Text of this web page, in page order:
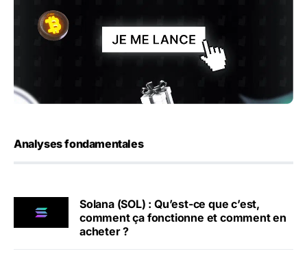
Analyses fondamentales
Solana (SOL) : Qu’est-ce que c’est,
comment ça fonctionne et comment en
acheter ?